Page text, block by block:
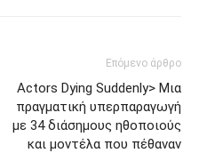
Επόμενο άρθρο
Actors Dying Suddenly> Mια
πραγματική υπερπαραγωγή
με 34 διάσημους ηθοποιούς
και μοντέλα που πέθαναν